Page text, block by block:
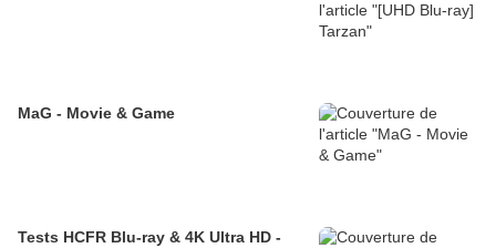
MaG - Movie & Game
Tests HCFR Blu-ray & 4K Ultra HD -